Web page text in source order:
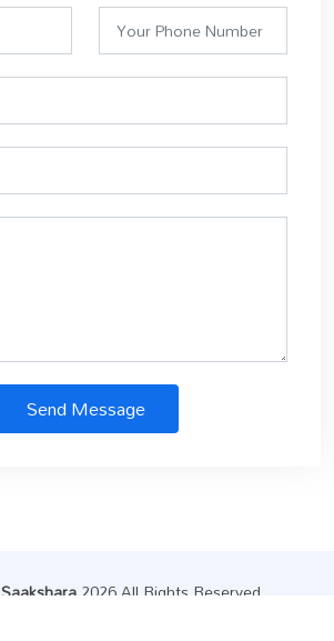
Send Message
Saakshara.2026 All Rights Reserved